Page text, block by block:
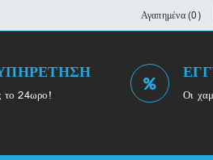
Αγαπημένα (0)
το 24ωρο! Οι